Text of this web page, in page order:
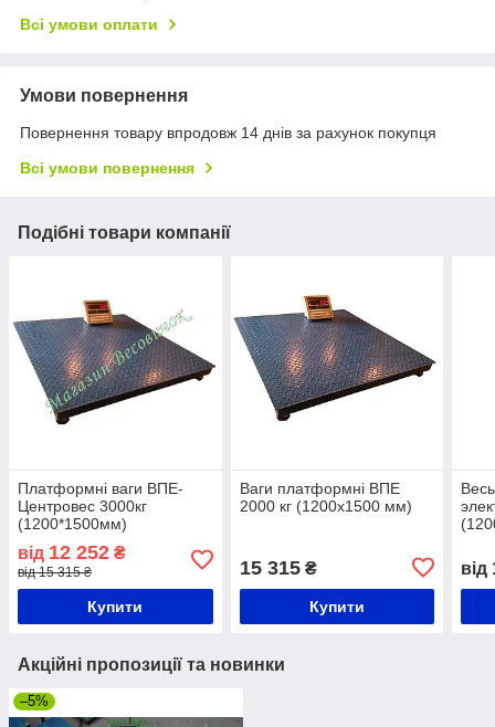
Всі умови оплати
Умови повернення
Повернення товару впродовж 14 днів за рахунок покупця
Всі умови повернення
Подібні товари компанії
Платформні ваги ВПЕ-
Центровес 3000кг
(1200*1500мм)
від 12 252 ₴
від 15 315 ₴
Купити
Ваги платформні ВПЕ
2000 кг (1200х1500 мм)
15 315₴
Купити
від
Акційні пропозиції та новинки
–5%